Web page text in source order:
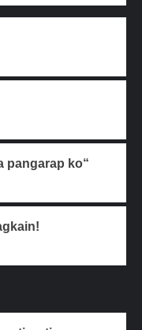
pangarap ko“